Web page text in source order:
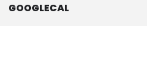
GOOGLECAL